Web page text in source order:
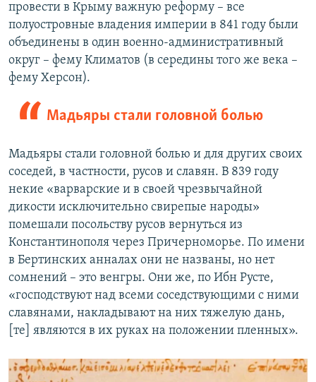
провести в Крыму важную реформу – все
полуостровные владения империи в 841 году были
объединены в один военно-административный
округ – фему Климатов (в середины того же века –
фему Херсон).
Мадьяры стали головной болью
Мадьяры стали головной болью и для других своих
соседей, в частности, русов и славян. В 839 году
некие «варварские и в своей чрезвычайной
дикости исключительно свирепые народы»
помешали посольству русов вернуться из
Константинополя через Причерноморье. По имени
в Бертинских анналах они не названы, но нет
сомнений – это венгры. Они же, по Ибн Русте,
«господствуют над всеми соседствующими с ними
славянами, накладывают на них тяжелую дань,
[те] являются в их руках на положении пленных».